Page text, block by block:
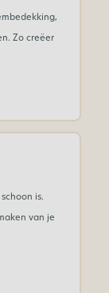
Zo creëer
is.
van je